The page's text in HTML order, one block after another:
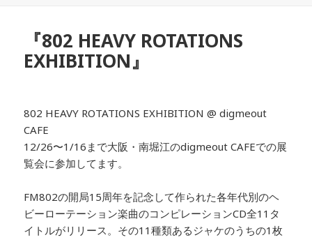
ー
『802 HEAVY ROTATIONS
EXHIBITION』
802 HEAVY ROTATIONS EXHIBITION @ digmeout
CAFE
12/26〜1/16まで大阪・南堀江のdigmeout CAFEでの展
覧会に参加してます。
FM802の開局15周年を記念して作られた各年代別のヘ
ビーローテーション楽曲のコンピレーションCD全11タ
イトルがリリース。その11種類あるジャケのうちの1枚